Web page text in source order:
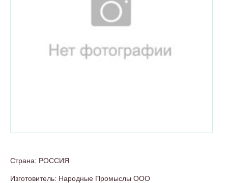
Страна: РОССИЯ
Изготовитель: Народные Промыслы ООО